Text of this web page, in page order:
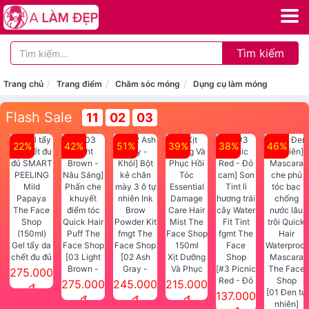
Tìm kiếm
Trang chủ Trang điểm Chăm sóc móng Dụng cụ làm móng
Flash Sale 11 02 02
22%
Gel tẩy da
chết đu đủ
SMART
PEELING
275.000
đ
42%
[03 Light
Brown -
Nâu Sáng]
Phấn che
275.000
đ
51%
[02 Ash
Gray -
Khói] Bột
kẻ chân
245.000
đ
39%
Xịt Dưỡng
Và Phục
Hồi Tóc
Essential
215.000
đ
38%
[#3 Picnic
Red - Đỏ
cam] Son
137.000
46%
[01 Đen tự
nhiên]